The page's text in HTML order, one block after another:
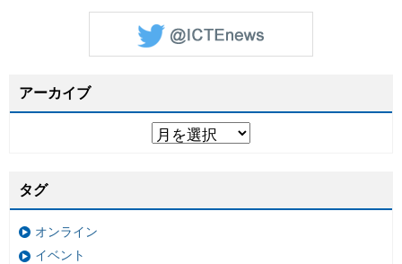
アーカイブ
タグ
オンライン
イベント